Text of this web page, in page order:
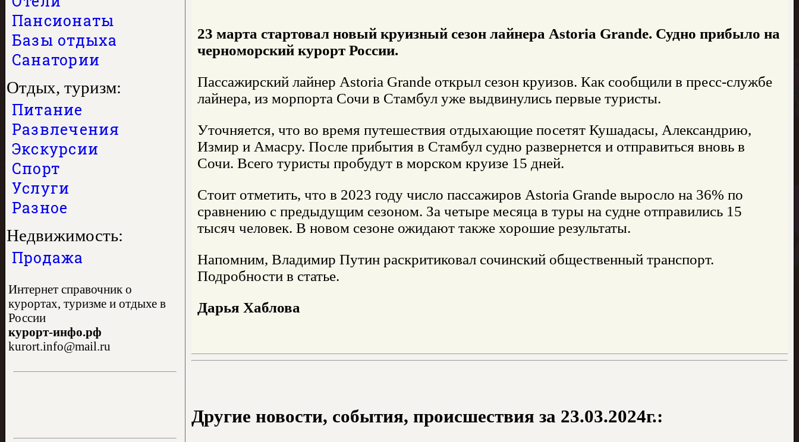
Пансионаты
Базы отдыха
Санатории
Отдых, туризм:
Питание
Развлечения
Экскурсии
Спорт
Услуги
Разное
Недвижимость:
Продажа
Интернет справочник о
курортах, туризме и отдыхе в
России
курорт-инфо.рф
kurort.info@mail.ru
23 марта стартовал новый круизный сезон лайнера Astoria Grande. Судно прибыло на
черноморский курорт России.
Пассажирский лайнер Astoria Grande открыл сезон круизов. Как сообщили в пресс-службе
лайнера, из морпорта Сочи в Стамбул уже выдвинулись первые туристы.
Уточняется, что во время путешествия отдыхающие посетят Кушадасы, Александрию,
Измир и Амасру. После прибытия в Стамбул судно развернется и отправиться вновь в
Сочи. Всего туристы пробудут в морском круизе 15 дней.
Стоит отметить, что в 2023 году число пассажиров Astoria Grande выросло на 36% по
сравнению с предыдущим сезоном. За четыре месяца в туры на судне отправились 15
тысяч человек. В новом сезоне ожидают также хорошие результаты.
Напомним, Владимир Путин раскритиковал сочинский общественный транспорт.
Подробности в статье.
Дарья Хаблова
Другие новости, события, происшествия за 23.03.2024г.: